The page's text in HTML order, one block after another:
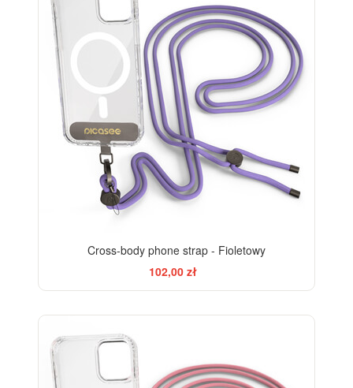
Cross-body phone strap - Fioletowy
102,00 zł